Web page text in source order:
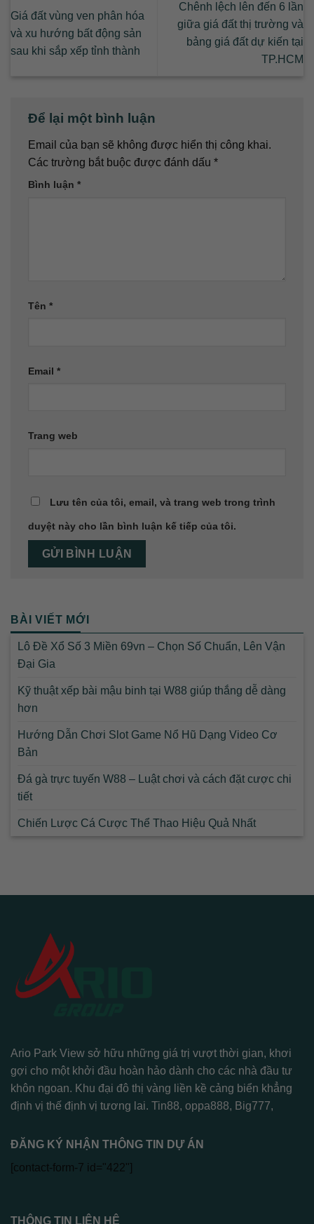
Giá đất vùng ven phân hóa
và xu hướng bất động sản
sau khi sắp xếp tỉnh thành
Chênh lệch lên đến 6 lần
giữa giá đất thị trường và
bảng giá đất dự kiến tại
TP.HCM
Để lại một bình luận
Email của bạn sẽ không được hiển thị công khai.
Các trường bắt buộc được đánh dấu *
Bình luận *
Tên *
Email *
Trang web
Lưu tên của tôi, email, và trang web trong trình
duyệt này cho lần bình luận kế tiếp của tôi.
BÀI VIẾT MỚI
Lô Đề Xổ Số 3 Miền 69vn – Chọn Số Chuẩn, Lên Vận
Đại Gia
Kỹ thuật xếp bài mậu binh tại W88 giúp thắng dễ dàng
hơn
Hướng Dẫn Chơi Slot Game Nổ Hũ Dạng Video Cơ
Bản
Đá gà trực tuyến W88 – Luật chơi và cách đặt cược chi
tiết
Chiến Lược Cá Cược Thể Thao Hiệu Quả Nhất
Ario Park View sở hữu những giá trị vượt thời gian, khơi
gợi cho một khởi đầu hoàn hảo dành cho các nhà đầu tư
khôn ngoan. Khu đại đô thị vàng liền kề cảng biển khẳng
định vị thế định vị tương lai. Tin88, oppa888, Big777,
ĐĂNG KÝ NHẬN THÔNG TIN DỰ ÁN
[contact-form-7 id="422"]
THÔNG TIN LIÊN HỆ